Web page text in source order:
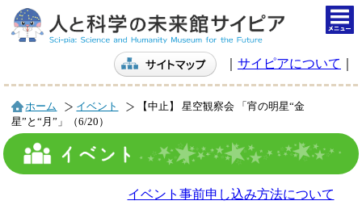
サイピアについて
ホーム イベント
【中止】 星空観察会 「宵の明星“金
星”と“月”」（6/20）
イベント事前申し込み方法について